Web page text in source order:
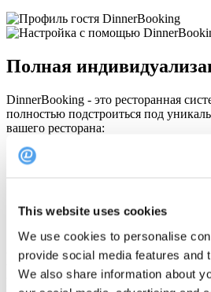
This website uses cookies
We use cookies to personalise
provide social media features and
We also share information about
Полная
DinnerBooking - это ресторанная
полностью подстроиться под
вашего ресторана:
Полный контроль над
Соответствие расстановки
Показать свой
потенциальных гостей